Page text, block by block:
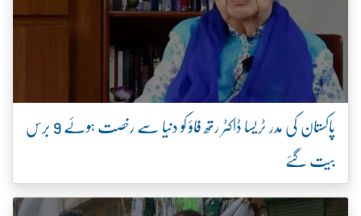
پاکستان کی مدر ٹریسا ڈاکٹر رتھ فاؤ کو دنیا سے رخصت ہوئے 9 برس
بیت گئے